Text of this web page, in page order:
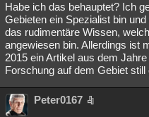
Habe ich das behauptet? Ich
Gebieten ein Spezialist bin
das rudimentäre Wissen,
angewiesen bin. Allerdings ist
2015 ein Artikel aus dem
Forschung auf dem Gebiet still
Peter0167